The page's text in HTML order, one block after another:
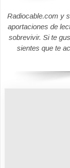
Radiocable.com y
aportaciones de
sobrevivir. Si te
sientes que te